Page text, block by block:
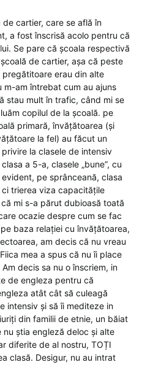
cartier, care se află în
a fost înscrisă acolo pentru că
Se pare că școala respectivă
de cartier, așa că peste
erau din alte
am întrebat cum au ajuns
stau mult în trafic, când mi se
copilul de la școală. pe
primară, învățătoarea (și
la fel) au făcut un
la clasele de intensiv
a 5-a, clasele „bune”, cu
pe sprânceană, clasa
trierea viza capacitățile
mi s-a părut dubioasă toată
ocazie despre cum se fac
baza relației cu învățătoarea,
am decis că nu vreau
mea a spus că nu îi place
decis sa nu o înscriem, in
de engleza pentru că
atât cât să culeagă
intensiv și să îi mediteze in
din familii de etnie, un băiat
știa engleză deloc și alte
diferite de al nostru, TOȚI
clasă. Desigur, nu au intrat